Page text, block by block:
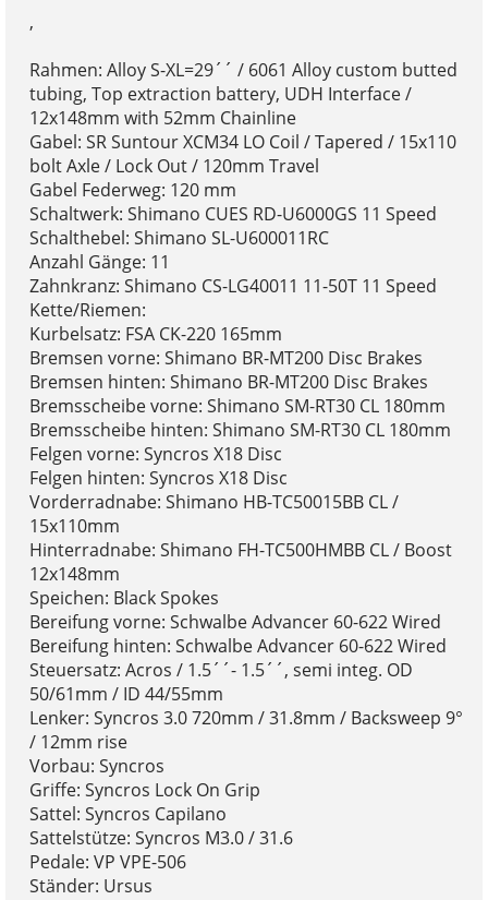
,
Rahmen: Alloy S-XL=29´´ / 6061 Alloy custom butted
tubing, Top extraction battery, UDH Interface /
12x148mm with 52mm Chainline
Gabel: SR Suntour XCM34 LO Coil / Tapered / 15x110
bolt Axle / Lock Out / 120mm Travel
Gabel Federweg: 120 mm
Schaltwerk: Shimano CUES RD-U6000GS 11 Speed
Schalthebel: Shimano SL-U600011RC
Anzahl Gänge: 11
Zahnkranz: Shimano CS-LG40011 11-50T 11 Speed
Kette/Riemen:
Kurbelsatz: FSA CK-220 165mm
Bremsen vorne: Shimano BR-MT200 Disc Brakes
Bremsen hinten: Shimano BR-MT200 Disc Brakes
Bremsscheibe vorne: Shimano SM-RT30 CL 180mm
Bremsscheibe hinten: Shimano SM-RT30 CL 180mm
Felgen vorne: Syncros X18 Disc
Felgen hinten: Syncros X18 Disc
Vorderradnabe: Shimano HB-TC50015BB CL /
15x110mm
Hinterradnabe: Shimano FH-TC500HMBB CL / Boost
12x148mm
Speichen: Black Spokes
Bereifung vorne: Schwalbe Advancer 60-622 Wired
Bereifung hinten: Schwalbe Advancer 60-622 Wired
Steuersatz: Acros / 1.5´´- 1.5´´, semi integ. OD
50/61mm / ID 44/55mm
Lenker: Syncros 3.0 720mm / 31.8mm / Backsweep 9°
/ 12mm rise
Vorbau: Syncros
Griffe: Syncros Lock On Grip
Sattel: Syncros Capilano
Sattelstütze: Syncros M3.0 / 31.6
Pedale: VP VPE-506
Ständer: Ursus